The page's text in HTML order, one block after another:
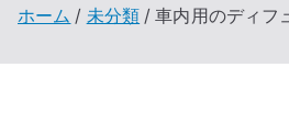
ホーム 未分類 車内用のディフ